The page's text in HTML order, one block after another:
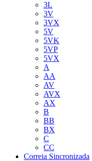
3L
3V
3VX
5V
5VK
5VP
5VX
A
AA
AV
AVX
AX
B
BB
BX
C
CC
Correia Sincronizada